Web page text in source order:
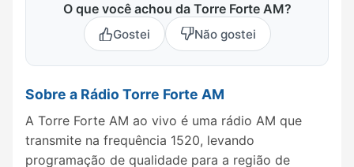
O que você achou da Torre Forte AM?
Gostei Não gostei
Sobre a Rádio Torre Forte AM
A Torre Forte AM ao vivo é uma rádio AM que
transmite na frequência 1520, levando
programação de qualidade para a região de